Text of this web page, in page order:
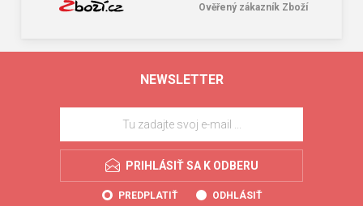
Ověřený zákazník Zboží
NEWSLETTER
PRIHLÁSIŤ SA K ODBERU
PREDPLATIŤ ODHLÁSIŤ